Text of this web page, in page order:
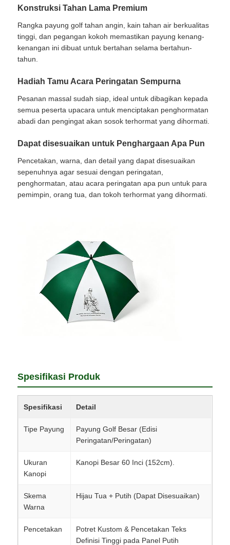
Konstruksi Tahan Lama Premium
Rangka payung golf tahan angin, kain tahan air berkualitas
tinggi, dan pegangan kokoh memastikan payung kenang-
kenangan ini dibuat untuk bertahan selama bertahun-
tahun.
Hadiah Tamu Acara Peringatan Sempurna
Pesanan massal sudah siap, ideal untuk dibagikan kepada
semua peserta upacara untuk menciptakan penghormatan
abadi dan pengingat akan sosok terhormat yang dihormati.
Dapat disesuaikan untuk Penghargaan Apa Pun
Pencetakan, warna, dan detail yang dapat disesuaikan
sepenuhnya agar sesuai dengan peringatan,
penghormatan, atau acara peringatan apa pun untuk para
pemimpin, orang tua, dan tokoh terhormat yang dihormati.
Spesifikasi Produk
Spesifikasi Detail
Tipe Payung
Payung Golf Besar (Edisi
Peringatan/Peringatan)
Ukuran
Kanopi
Kanopi Besar 60 Inci (152cm).
Skema
Warna
Hijau Tua + Putih (Dapat Disesuaikan)
Pencetakan
Potret Kustom & Pencetakan Teks
Definisi Tinggi pada Panel Putih